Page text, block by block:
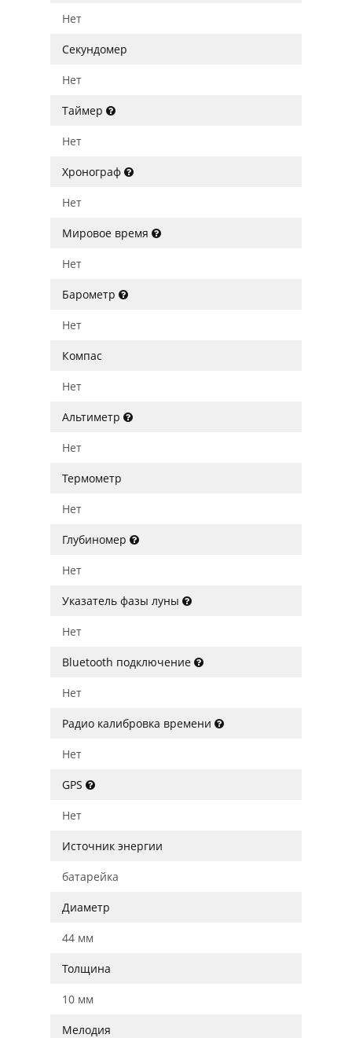
Нет
Секундомер
Нет
Таймер
Нет
Хронограф
Нет
Мировое время
Нет
Барометр
Нет
Компас
Нет
Альтиметр
Нет
Термометр
Нет
Глубиномер
Нет
Указатель фазы луны
Нет
Bluetooth подключение
Нет
Радио калибровка времени
Нет
GPS
Нет
Источник энергии
батарейка
Диаметр
44 мм
Толщина
10 мм
Мелодия